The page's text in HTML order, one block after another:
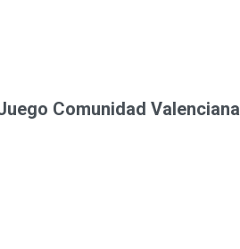
Comunidad Valenciana